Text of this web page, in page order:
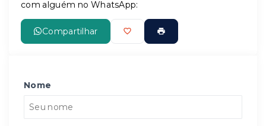
com alguém no WhatsApp:
Compartilhar
Nome